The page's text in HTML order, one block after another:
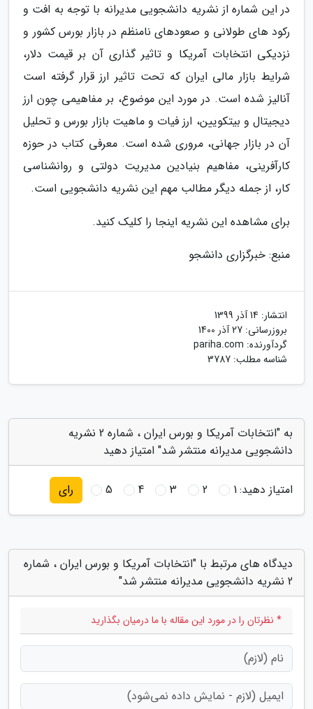
در این شماره از نشریه دانشجویی مدیرانه با توجه به افت و
رکود های طولانی و صعودهای نامنظم در بازار بورس کشور و
نزدیکی انتخابات آمریکا و تاثیر گذاری آن بر قیمت دلار،
شرایط بازار مالی ایران که تحت تاثیر ارز قرار گرفته است
آنالیز شده است. در مورد این موضوع، بر مفاهیمی چون ارز
دیجیتال و بیتکویین، ارز فیات و ماهیت بازار بورس و تحلیل
آن در بازار جهانی، مروری شده است. معرفی کتاب در حوزه
کارآفرینی، مفاهیم بنیادین مدیریت دولتی و روانشناسی
کار، از جمله دیگر مطالب مهم این نشریه دانشجویی است.
برای مشاهده این نشریه اینجا را کلیک کنید.
منبع: خبرگزاری دانشجو
انتشار: 14 آذر 1399
بروزرسانی: 27 آذر 1400
گردآورنده: pariha.com
شناسه مطلب: 3787
به "انتخابات آمریکا و بورس ایران ، شماره 2 نشریه
دانشجویی مدیرانه منتشر شد" امتیاز دهید
امتیاز دهید:1
2
3
4
5 رای
دیدگاه های مرتبط با "انتخابات آمریکا و بورس ایران ، شماره
2 نشریه دانشجویی مدیرانه منتشر شد"
* نظرتان را در مورد این مقاله با ما درمیان بگذارید